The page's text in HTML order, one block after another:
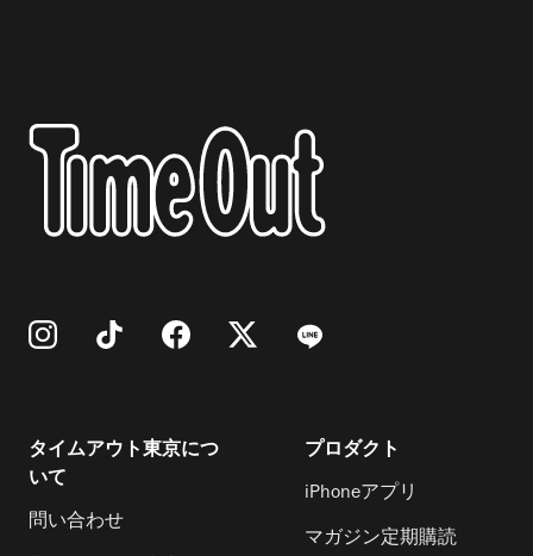
タイムアウト東京につ
いて
問い合わせ
プロダクト
iPhoneアプリ
マガジン定期購読